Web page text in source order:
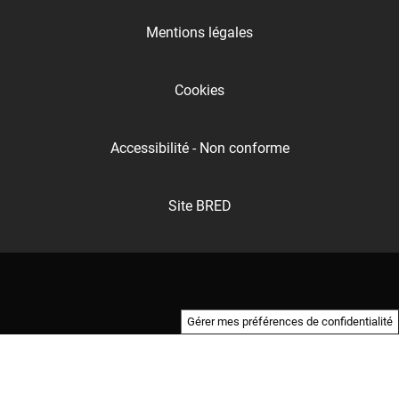
Mentions légales
Cookies
Accessibilité - Non conforme
Site BRED
Gérer mes préférences de confidentialité